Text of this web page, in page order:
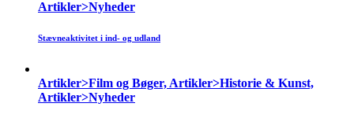
Artikler>Nyheder
Stævneaktivitet i ind- og udland
Artikler>Film og Bøger, Artikler>Historie & Kunst,
Artikler>Nyheder